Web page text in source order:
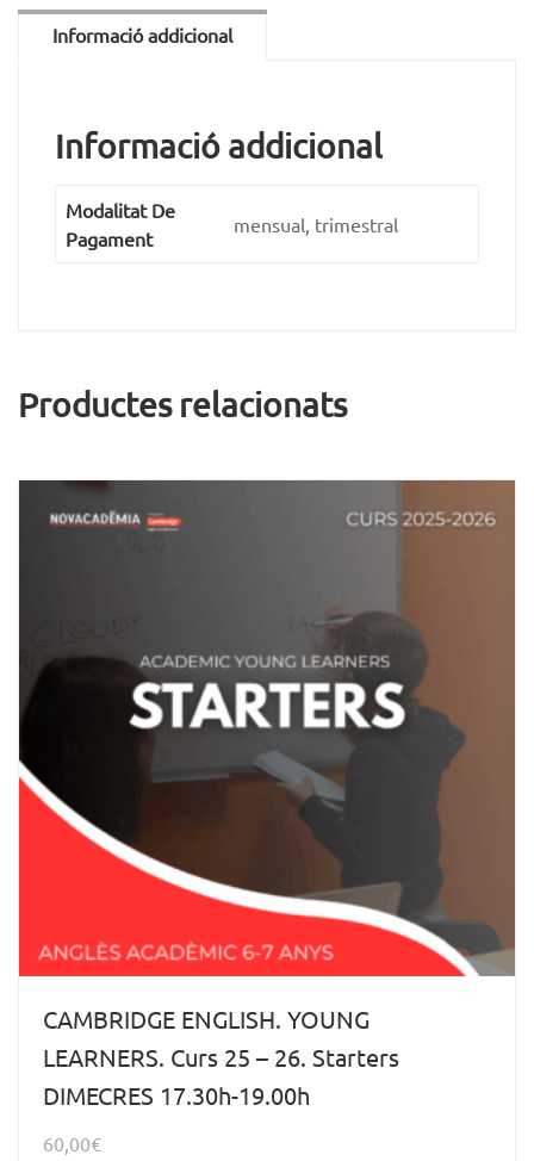
Informació addicional
Informació addicional
Modalitat De
Pagament
mensual, trimestral
Productes relacionats
CAMBRIDGE ENGLISH. YOUNG
LEARNERS. Curs 25 – 26. Starters
DIMECRES 17.30h-19.00h
60,00€